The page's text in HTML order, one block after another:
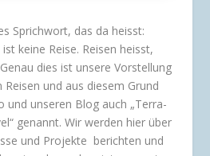
Sprichwort, das da heisst:
keine Reise. Reisen heisst,
dies ist unsere Vorstellung
und aus diesem Grund
und unseren Blog auch „Terra-
genannt. Wir werden hier über
und Projekte berichten und